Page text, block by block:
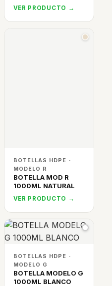
VER PRODUCTO →
BOTELLAS HDPE ·
MODELO R
BOTELLA MOD R
1000ML NATURAL
VER PRODUCTO →
BOTELLAS HDPE ·
MODELO G
BOTELLA MODELO G
1000ML BLANCO